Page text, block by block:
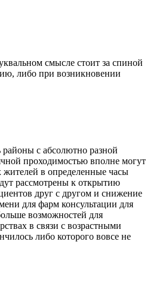
смысле стоит за спиной
либо при возникновении
с абсолютно разной
проходимостью вполне могут
в определенные часы
рассмотрены к открытию
друг с другом и снижение
для фарм консультации для
возможностей для
в связи с возрастными
либо которого вовсе не